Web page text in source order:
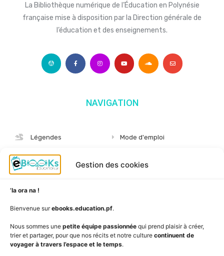
Gestion des cookies
’Ia ora na !
Bienvenue surebooks.education.pf.
Nous sommes une petite équipe passionnée qui prend plaisir à créer,
trier et partager, pour que nos récits et notre culture continuent de
voyager à travers l’espace et le temps.
La Bibliothèque numérique de l’Éducation en Polynésie
française mise à disposition par la Direction générale de
l’éducation et des enseignements.
NAVIGATION
Légendes
Albums
Langues
Niveaux
AudioBooks
Outils
Vidéos
Mode d'emploi
Mentions légales
www.education.pf